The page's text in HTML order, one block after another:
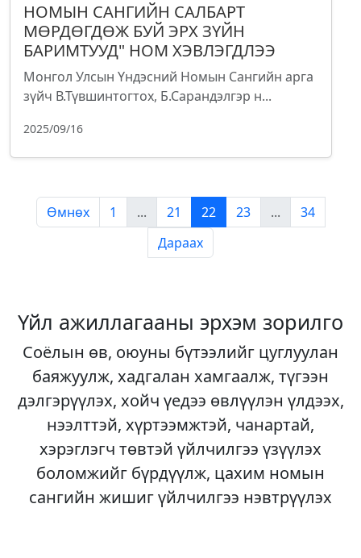
НОМЫН САНГИЙН САЛБАРТ
МӨРДӨГДӨЖ БУЙ ЭРХ ЗҮЙН
БАРИМТУУД" НОМ ХЭВЛЭГДЛЭЭ
Монгол Улсын Үндэсний Номын Сангийн арга
зүйч В.Түвшинтогтох, Б.Сарандэлгэр н...
2025/09/16
Өмнөх 1 ... 21 22 23 ...
34
Дараах
Үйл ажиллагааны эрхэм зорилго
Соёлын өв, оюуны бүтээлийг цуглуулан
баяжуулж, хадгалан хамгаалж, түгээн
дэлгэрүүлэх, хойч үедээ өвлүүлэн үлдээх,
нээлттэй, хүртээмжтэй, чанартай,
хэрэглэгч төвтэй үйлчилгээ үзүүлэх
боломжийг бүрдүүлж, цахим номын
сангийн жишиг үйлчилгээ нэвтрүүлэх